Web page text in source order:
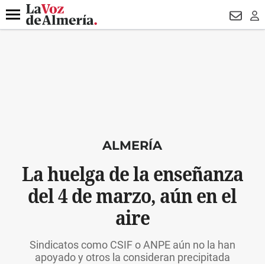
DESTACADO
Menú
ALMERÍA
La huelga de la enseñanza
del 4 de marzo, aún en el
aire
Sindicatos como CSIF o ANPE aún no la han
apoyado y otros la consideran precipitada